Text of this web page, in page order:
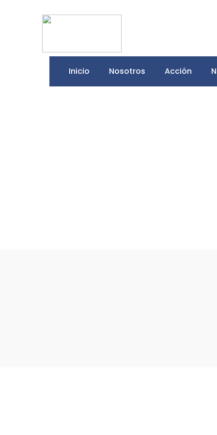
Inicio Nosotros Acción